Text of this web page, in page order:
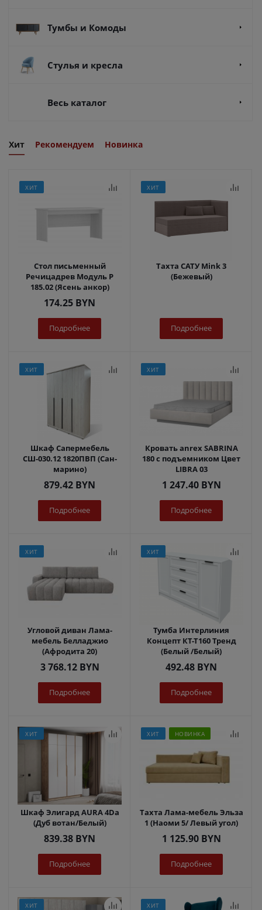
Тумбы и Комоды
Стулья и кресла
Весь каталог
Хит Рекомендуем Новинка
ХИТ
Стол письменный
Речицадрев Модуль Р
185.02 (Ясень анкор)
174.25 BYN
Подробнее
ХИТ
Тахта САТУ Mink 3
(Бежевый)
Подробнее
ХИТ
Шкаф Сапермебель
СШ-030.12 1820ПВП (Сан-
марино)
879.42 BYN
Подробнее
ХИТ
Кровать anrex SABRINA
180 с подъемником Цвет
LIBRA 03
1 247.40BYN
Подробнее
ХИТ
Угловой диван Лама-
мебель Белладжио
(Афродита 20)
3 768.12BYN
Подробнее
ХИТ
Тумба Интерлиния
Концепт КТ-Т160 Тренд
(Белый /Белый)
492.48 BYN
Подробнее
ХИТ
Шкаф Элигард AURA 4Dа
(Дуб вотан/Белый)
839.38 BYN
Подробнее
ХИТ НОВИНКА
Тахта Лама-мебель Эльза
1 (Наоми 5/ Левый угол)
1 125.90BYN
Подробнее
ХИТ ХИТ